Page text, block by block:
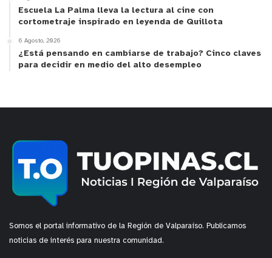
Escuela La Palma lleva la lectura al cine con
cortometraje inspirado en leyenda de Quillota
6 Agosto, 2026
¿Está pensando en cambiarse de trabajo? Cinco claves
para decidir en medio del alto desempleo
Somos el portal informativo de la Región de Valparaíso. Publicamos
noticias de interés para nuestra comunidad.